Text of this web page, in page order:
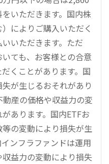
いただきます。国内株
によりご購入いただく
いただきます。ただ
ても、お客様との合意
くことがあります。国
が生じるおそれがあり
動産の価格や収益力の変
あります。国内ETFお
の変動により損失が生
ンフラファンドは運用
益力の変動により損失